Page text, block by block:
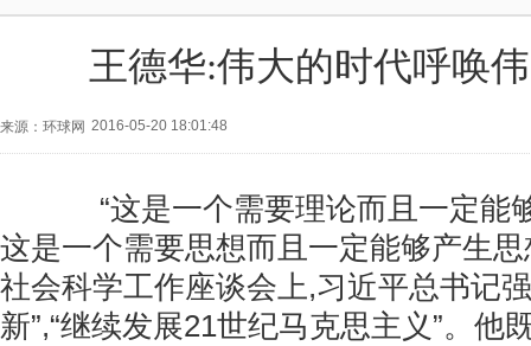
王德华:伟大的时代呼唤
来源：环球网 2016-05-20 18:01:48
“这是一个需要理论而且一定能
这是一个需要思想而且一定能够产生
社会科学工作座谈会上,习近平总书记
新”,“继续发展21世纪马克思主义”。他